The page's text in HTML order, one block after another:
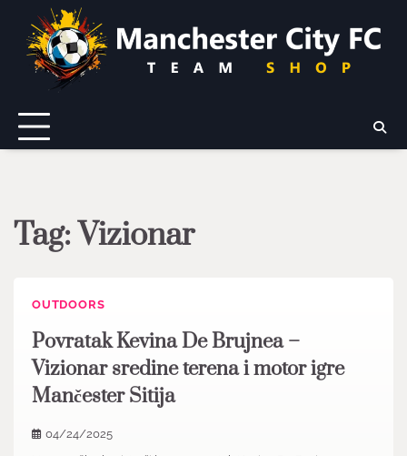
content
Tag:Vizionar
OUTDOORS
Povratak Kevina De Brujnea –
Vizionar sredine terena i motor igre
Mančester Sitija
04/24/2025